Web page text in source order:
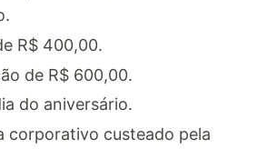
R$ 400,00.
de R$ 600,00.
do aniversário.
corporativo custeado pela